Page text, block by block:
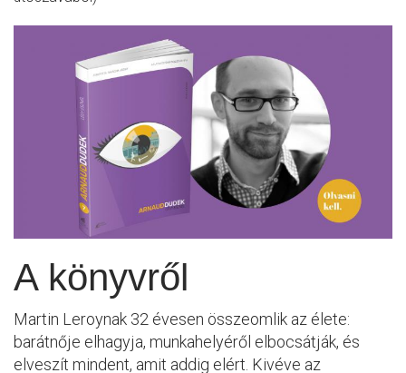
A könyvről
Martin Leroynak 32 évesen összeomlik az élete:
barátnője elhagyja, munkahelyéről elbocsátják, és
elveszít mindent, amit addig elért. Kivéve az